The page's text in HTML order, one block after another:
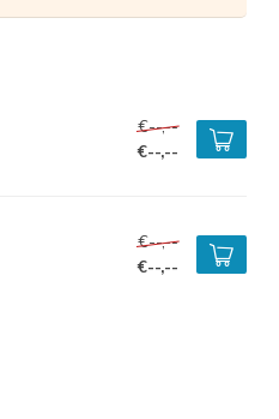
€--,--
€--,--
€--,--
€--,--